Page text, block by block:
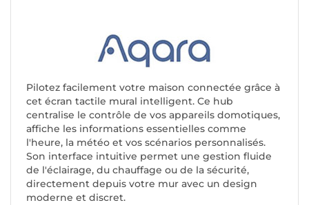
Pilotez facilement votre maison connectée grâce à
cet écran tactile mural intelligent. Ce hub
centralise le contrôle de vos appareils domotiques,
affiche les informations essentielles comme
l'heure, la météo et vos scénarios personnalisés.
Son interface intuitive permet une gestion fluide
de l'éclairage, du chauffage ou de la sécurité,
directement depuis votre mur avec un design
moderne et discret.